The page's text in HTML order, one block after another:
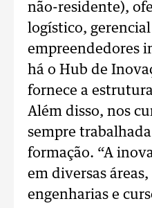
não-residente),
logístico,
empreendedores
há o Hub de
fornece a
Além disso, nos
sempre
formação. “A
em diversas
engenharias e